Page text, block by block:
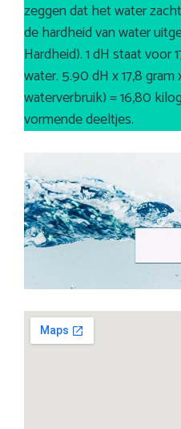
zeggen dat het water
de hardheid van water
Hardheid). 1 dH staat voor
water. 5.90 dH x 17,8
waterverbruik) = 16,80
vormende deeltjes.